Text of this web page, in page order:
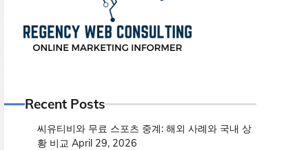
Recent Posts
씨유티비와 무료 스포츠 중계: 해외 사례와 국내 상
황 비교 April 29, 2026